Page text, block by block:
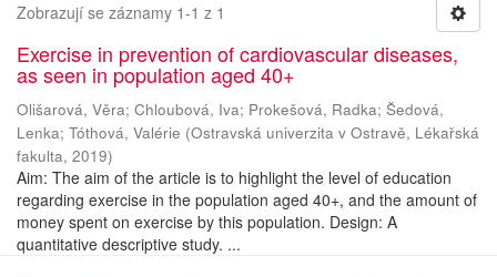
Zobrazují se záznamy 1-1 z 1
Exercise in prevention of cardiovascular diseases,
as seen in population aged 40+
Olišarová, Věra; Chloubová, Iva; Prokešová, Radka; Šedová,
Lenka; Tóthová, Valérie (Ostravská univerzita v Ostravě, Lékařská
fakulta, 2019)
Aim: The aim of the article is to highlight the level of education
regarding exercise in the population aged 40+, and the amount of
money spent on exercise by this population. Design: A
quantitative descriptive study. ...